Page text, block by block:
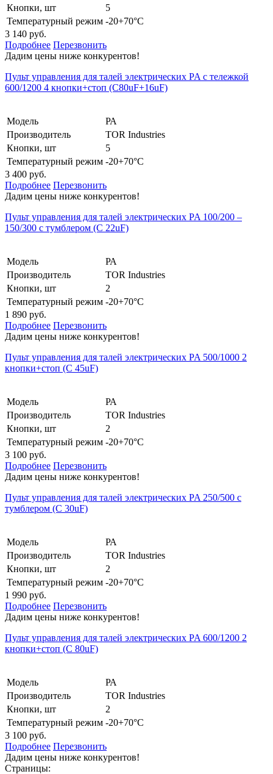
Кнопки, шт
5
Температурный режим -20+70°С
3 140 руб.
Подробнее Перезвонить
Дадим цены ниже конкурентов!
Пульт управления для талей электрических PA с тележкой
600/1200 4 кнопки+стоп (С80uF+16uF)
Модель
РА
Производитель
TOR Industries
Кнопки, шт
5
Температурный режим -20+70°С
3 400 руб.
Подробнее Перезвонить
Дадим цены ниже конкурентов!
Пульт управления для талей электрических PA 100/200 –
150/300 с тумблером (С 22uF)
Модель
РА
Производитель
TOR Industries
Кнопки, шт
2
Температурный режим -20+70°С
1 890 руб.
Подробнее Перезвонить
Дадим цены ниже конкурентов!
Пульт управления для талей электрических PA 500/1000 2
кнопки+стоп (С 45uF)
Модель
РА
Производитель
TOR Industries
Кнопки, шт
2
Температурный режим -20+70°С
3 100 руб.
Подробнее Перезвонить
Дадим цены ниже конкурентов!
Пульт управления для талей электрических PA 250/500 с
тумблером (С 30uF)
Модель
РА
Производитель
TOR Industries
Кнопки, шт
2
Температурный режим -20+70°С
1 990 руб.
Подробнее Перезвонить
Дадим цены ниже конкурентов!
Пульт управления для талей электрических PA 600/1200 2
кнопки+стоп (С 80uF)
Модель
РА
Производитель
TOR Industries
Кнопки, шт
2
Температурный режим -20+70°С
3 100 руб.
Подробнее Перезвонить
Дадим цены ниже конкурентов!
Страницы: